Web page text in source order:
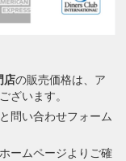
店の販売価格は、ア
ざいます。
問い合わせフォーム
ームページよりご確